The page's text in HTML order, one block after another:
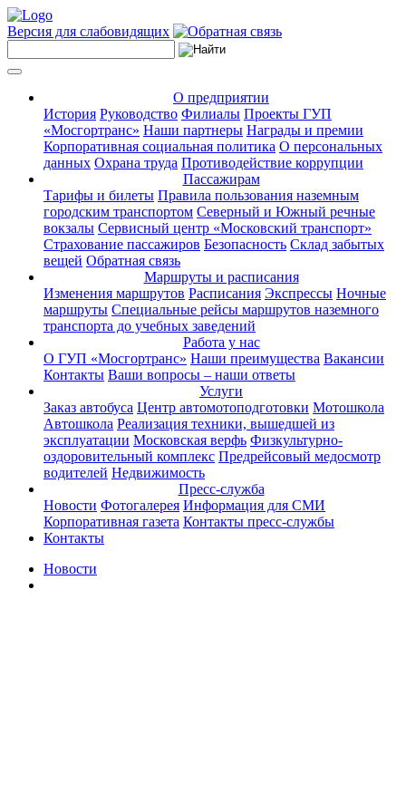
Версия для слабовидящих
О предприятии
История Руководство Филиалы Проекты ГУП
«Мосгортранс» Наши партнеры Награды и премии
Корпоративная социальная политика О персональных
данных Охрана труда Противодействие коррупции
Пассажирам
Тарифы и билеты Правила пользования наземным
городским транспортом Северный и Южный речные
вокзалы Сервисный центр «Московский транспорт»
Страхование пассажиров Безопасность Склад забытых
вещей Обратная связь
Маршруты и расписания
Изменения маршрутов Расписания Экспрессы Ночные
маршруты Специальные рейсы маршрутов наземного
транспорта до учебных заведений
Работа у нас
О ГУП «Мосгортранс» Наши преимущества Вакансии
Контакты Ваши вопросы – наши ответы
Услуги
Заказ автобуса Центр автомотоподготовки Мотошкола
Автошкола Реализация техники, вышедшей из
эксплуатации Московская верфь Физкультурно-
оздоровительный комплекс Предрейсовый медосмотр
водителей Недвижимость
Пресс-служба
Новости Фотогалерея Информация для СМИ
Корпоративная газета Контакты пресс-службы
Контакты
Новости